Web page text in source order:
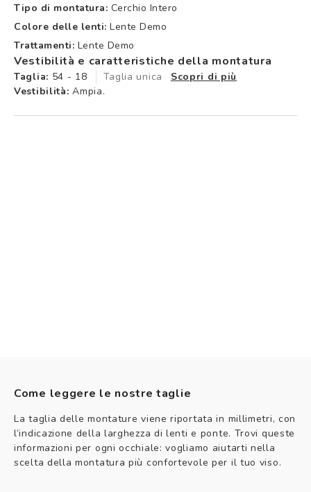
Tipo di montatura: Cerchio Intero
Colore delle lenti: Lente Demo
Trattamenti: Lente Demo
Vestibilità e caratteristiche della montatura
Taglia: 54 - 18 Taglia unica
Scopri di più
Vestibilità: Ampia.
Come leggere le nostre taglie
La taglia delle montature viene riportata in millimetri, con
l’indicazione della larghezza di lenti e ponte. Trovi queste
informazioni per ogni occhiale: vogliamo aiutarti nella
scelta della montatura più confortevole per il tuo viso.